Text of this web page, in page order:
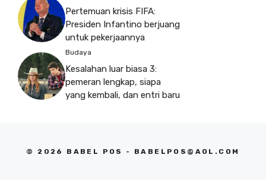
Pertemuan krisis FIFA:
Presiden Infantino berjuang
untuk pekerjaannya
Budaya
Kesalahan luar biasa 3:
pemeran lengkap, siapa
yang kembali, dan entri baru
© 2026 BABEL POS - BABELPOS@AOL.COM